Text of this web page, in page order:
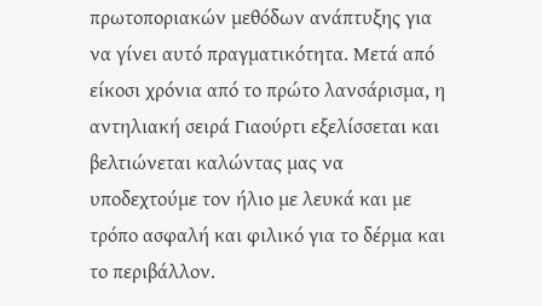
πρωτοποριακών μεθόδων ανάπτυξης για
να γίνει αυτό πραγματικότητα. Μετά από
είκοσι χρόνια από το πρώτο λανσάρισμα, η
αντηλιακή σειρά Γιαούρτι εξελίσσεται και
βελτιώνεται καλώντας μας να
υποδεχτούμε τον ήλιο με λευκά και με
τρόπο ασφαλή και φιλικό για το δέρμα και
το περιβάλλον.